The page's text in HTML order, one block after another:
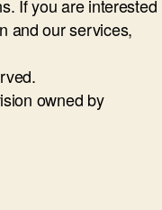
If you are interested
and our services,
owned by